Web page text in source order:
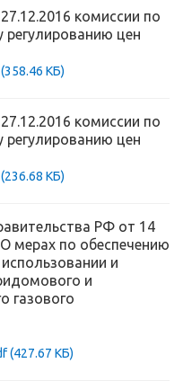
комиссии по
регулированию цен
(358.46 КБ)
комиссии по
регулированию цен
(236.68 КБ)
РФ от 14
мерах по обеспечению
и
и
газового
(427.67 КБ)